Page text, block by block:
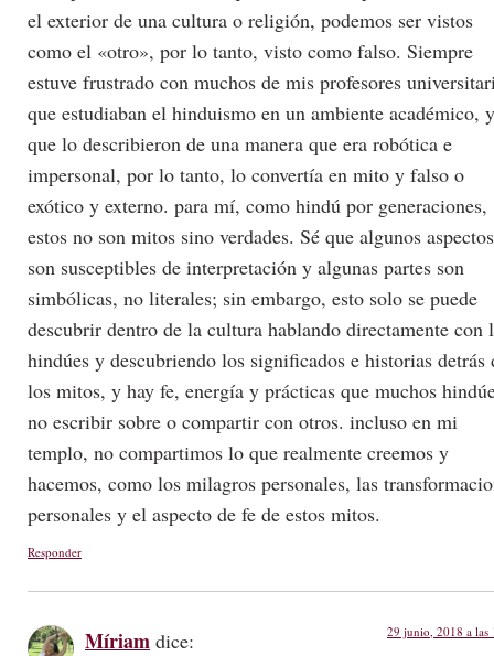
el exterior de una cultura o religión, podemos ser vistos
como el «otro», por lo tanto, visto como falso. Siempre
estuve frustrado con muchos de mis profesores
que estudiaban el hinduismo en un ambiente académico,
que lo describieron de una manera que era robótica e
impersonal, por lo tanto, lo convertía en mito y falso o
exótico y externo. para mí, como hindú por generaciones,
estos no son mitos sino verdades. Sé que algunos aspectos
son susceptibles de interpretación y algunas partes son
simbólicas, no literales; sin embargo, esto solo se puede
descubrir dentro de la cultura hablando directamente con
hindúes y descubriendo los significados e historias detrás
los mitos, y hay fe, energía y prácticas que muchos
no escribir sobre o compartir con otros. incluso en mi
templo, no compartimos lo que realmente creemos y
hacemos, como los milagros personales, las
personales y el aspecto de fe de estos mitos.
Responder
Míriam dice: 29 junio, 2018 a las